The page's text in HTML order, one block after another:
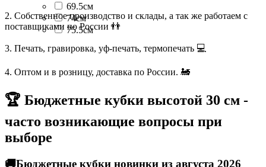
69.5см
74см
75.5см
2. Собственное производство и склады, а так же работаем с
поставщиками по России 👬
3. Печать, гравировка, уф-печать, термопечать 💻
4. Оптом и в розницу, доставка по России. 🚂
🏆 Бюджетные кубки высотой 30 см -
часто возникающие вопросы при
выборе
🚚Бюджетные кубки новинки из августа 2026